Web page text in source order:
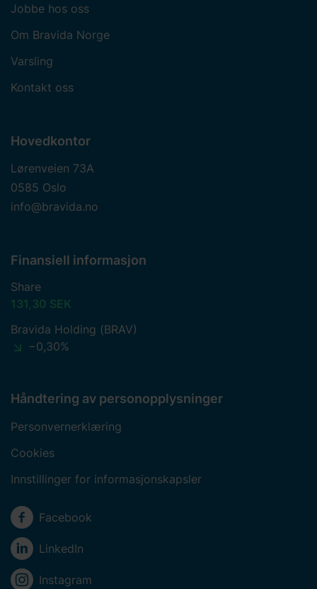
Jobbe hos oss
Om Bravida Norge
Varsling
Kontakt oss
Hovedkontor
Lørenveien 73A
0585 Oslo
info@bravida.no
Finansiell informasjon
Share
131,30 SEK
Bravida Holding (BRAV)
−0,30%
Håndtering av personopplysninger
Personvernerklæring
Cookies
Innstillinger for informasjonskapsler
Sosiale medier
Facebook
LinkedIn
Instagram